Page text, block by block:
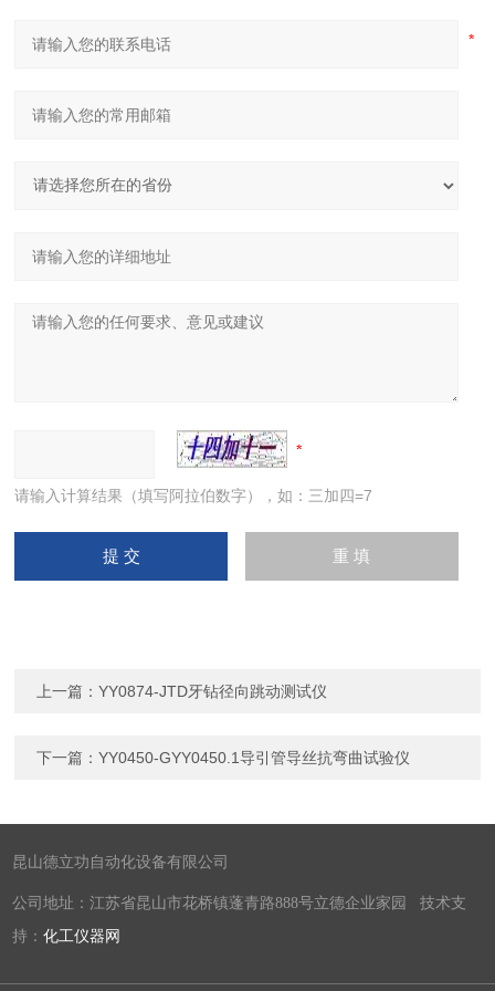
请输入计算结果（填写阿拉伯数字），如：三加四=7
上一篇：YY0874-JTD牙钻径向跳动测试仪
下一篇：YY0450-GYY0450.1导引管导丝抗弯曲试验仪
昆山德立功自动化设备有限公司
公司地址：江苏省昆山市花桥镇蓬青路888号立德企业家园 技术支
持：化工仪器网